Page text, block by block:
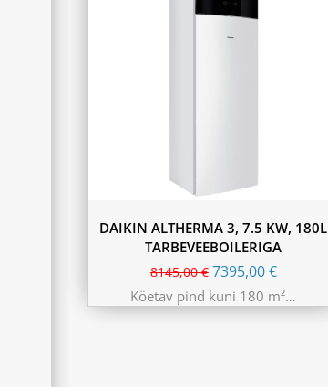
DAIKIN ALTHERMA 3, 7.5 KW, 180L
TARBEVEEBOILERIGA
8145,00€ 7395,00€
Köetav pind kuni 180 m²…